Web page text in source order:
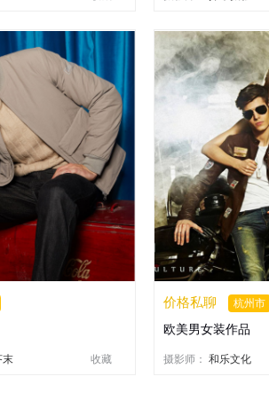
末 收藏
价格私聊 杭州市
欧美男女装作品
摄影师： 和乐文化